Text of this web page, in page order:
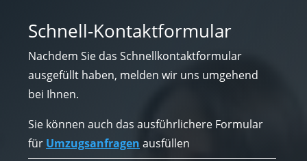
Schnell-Kontaktformular
Nachdem Sie das Schnellkontaktformular
ausgefüllt haben, melden wir uns umgehend
bei Ihnen.
Sie können auch das ausführlichere Formular
für Umzugsanfragen ausfüllen